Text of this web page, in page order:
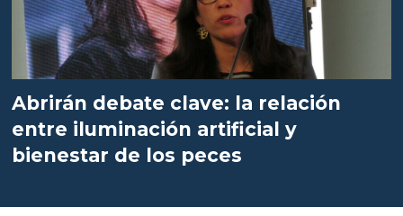
Abrirán debate clave: la relación
entre iluminación artificial y
bienestar de los peces